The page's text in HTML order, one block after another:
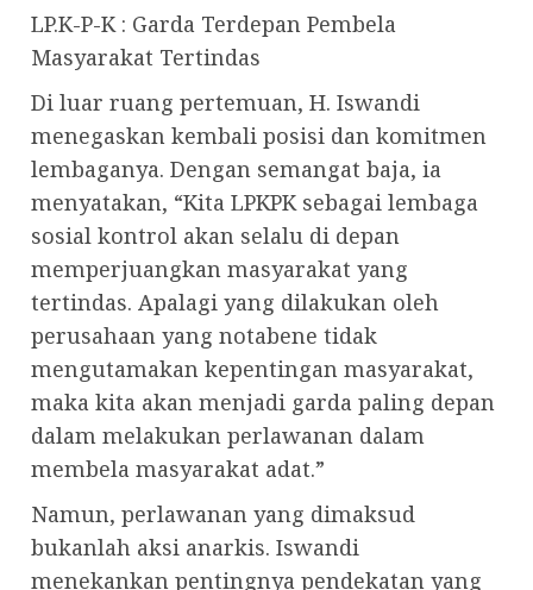
LP.K-P-K : Garda Terdepan Pembela
Masyarakat Tertindas
Di luar ruang pertemuan, H. Iswandi
menegaskan kembali posisi dan komitmen
lembaganya. Dengan semangat baja, ia
menyatakan, “Kita LPKPK sebagai lembaga
sosial kontrol akan selalu di depan
memperjuangkan masyarakat yang
tertindas. Apalagi yang dilakukan oleh
perusahaan yang notabene tidak
mengutamakan kepentingan masyarakat,
maka kita akan menjadi garda paling depan
dalam melakukan perlawanan dalam
membela masyarakat adat.”
Namun, perlawanan yang dimaksud
bukanlah aksi anarkis. Iswandi
menekankan pentingnya pendekatan yang